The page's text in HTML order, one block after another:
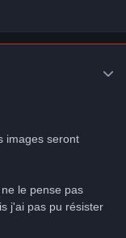
images seront
le pense pas
j'ai pas pu résister